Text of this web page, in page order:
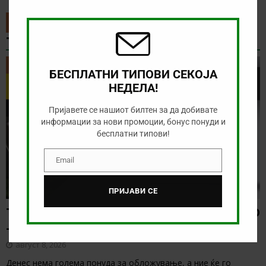
ТИП НА ДЕНОТ
ТИП НА ДЕНОТ (08.08.2026, 21:00) ГРЕМИО
– САО ПАОЛО
август 8, 2026
Денес нема голема понуда за обложување, а ние ќе го
БЕСПЛАТНИ ТИПОВИ СЕКОЈА
НЕДЕЛА!
Пријавете се нашиот билтен за да добивате
информации за нови промоции, бонус понуди и
бесплатни типови!
EmailEmail
ПРИЈАВИ СЕ